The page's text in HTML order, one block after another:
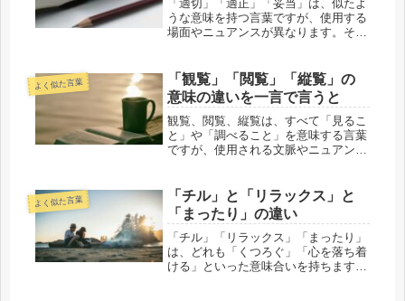
「適切」「適正」「妥当」は、似たよ
うな意味を持つ言葉ですが、使用する
場面やニュアンスが異なります。それ
言うと？「適切」はその場や状況にふ
さわしい状態や行動を指し、「適正」
は...
よく似た言葉
「観覧」「閲覧」「縦覧」の
意味の違いを一言で言うと
観覧、閲覧、縦覧は、すべて「見るこ
と」や「調べること」を意味する言葉
ですが、使用される文脈やニュアンス
覧」「閲覧」「縦覧」の違いを一言で
言うと？観覧、閲覧、縦覧の違いを一
言で...
よく似た言葉
「チル」と「リラックス」と
「まったり」の違い
「チル」「リラックス」「まったり」
は、どれも「くつろぐ」「心を落ち着
ける」といった意味合いを持ちます